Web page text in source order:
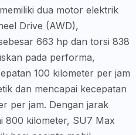
dua motor elektrik
Drive (AWD),
663 hp dan torsi 838
pada performa,
100 kilometer per jam
dan mencapai kecepatan
per jam. Dengan jarak
800 kilometer, SU7 Max